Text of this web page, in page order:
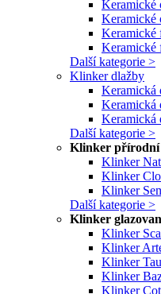
Keramické
Keramické
Keramické
Keramické
Další kategorie >
Klinker dlažby
Keramická
Keramická
Keramická
Další kategorie >
Klinker přírodní
Klinker
Klinker
Klinker
Další kategorie >
Klinker
Klinker
Klinker
Klinker
Klinker
Klinker